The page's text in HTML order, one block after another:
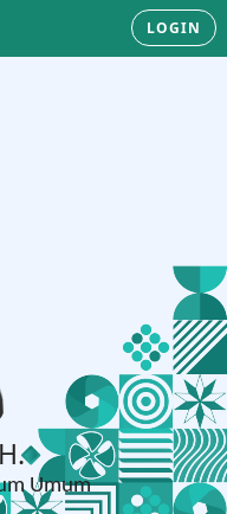
LOGIN
Umum